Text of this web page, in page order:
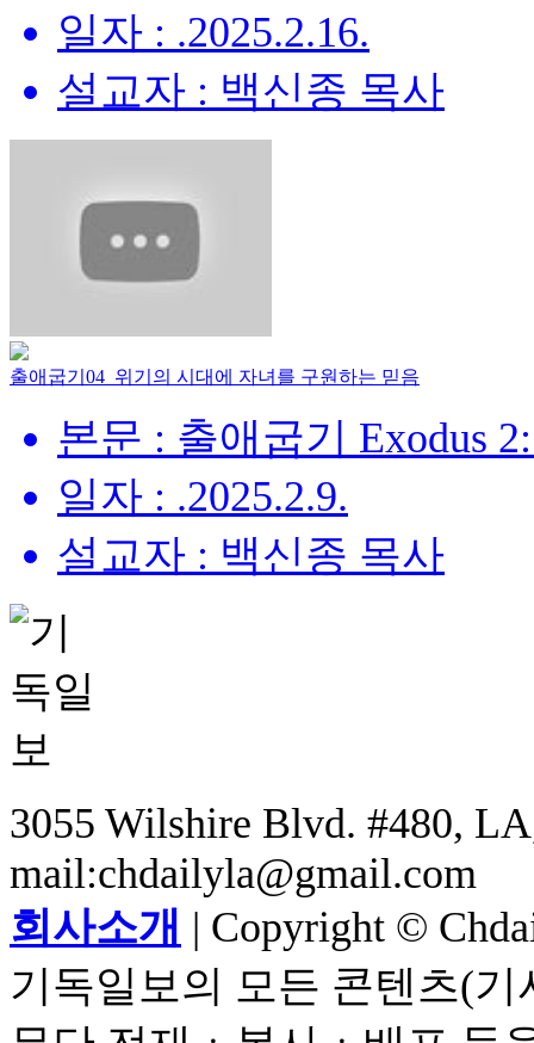
일자 : .2025.2.16.
설교자 : 백신종 목사
출애굽기04_위기의 시대에 자녀를 구원하는 믿음
본문 : 출애굽기 Exodus
일자 : .2025.2.9.
설교자 : 백신종 목사
3055 Wilshire Blvd. #480,
mail:chdailyla@gmail.com
회사소개 | Copyright ©
기독일보의 모든 콘텐츠(